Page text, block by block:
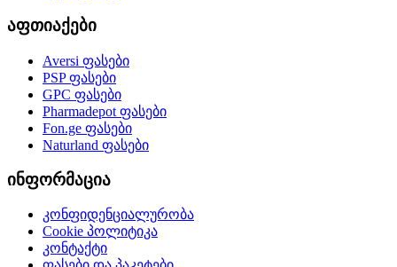
აფთიაქები
Aversi ფასები
PSPფასები
GPC ფასები
Pharmadepot ფასები
Fon.ge ფასები
Naturland ფასები
ინფორმაცია
კონფიდენციალურობა
Cookie პოლიტიკა
კონტაქტი